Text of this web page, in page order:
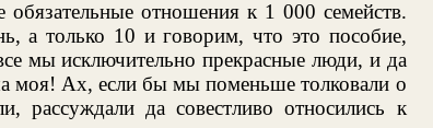
отношения к 1 000 семейств.
а только 10 и говорим, что это пособие,
мы исключительно прекрасные люди, и да
моя! Ах, если бы мы поменьше толковали о
рассуждали да совестливо относились к